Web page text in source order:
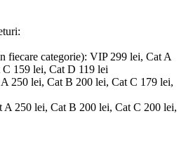
fiecare categorie): VIP 299 lei, Cat A
159 lei, Cat D 119 lei
250 lei, Cat B 200 lei, Cat C 179 lei,
A 250 lei, Cat B 200 lei, Cat C 200 lei,